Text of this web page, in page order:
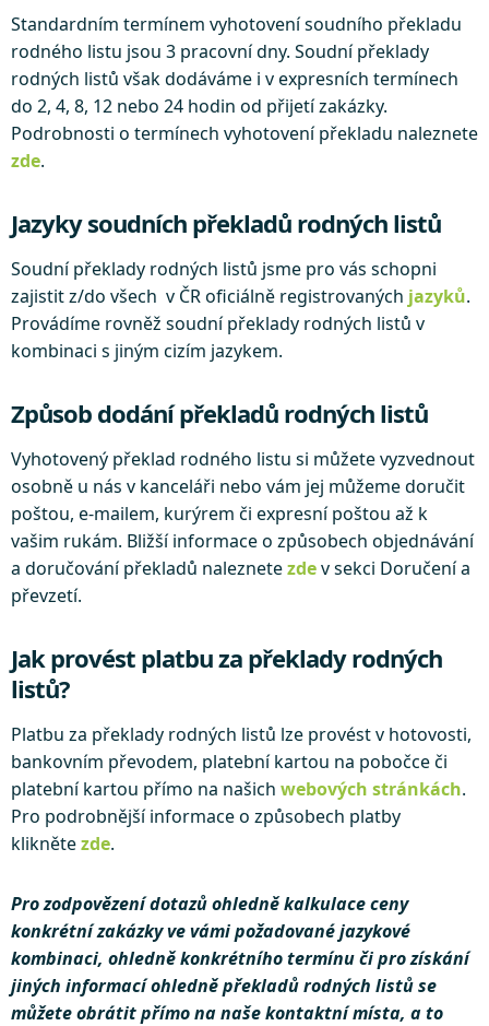
Standardním termínem vyhotovení soudního překladu
rodného listu jsou 3 pracovní dny. Soudní překlady
rodných listů však dodáváme i v expresních termínech
do 2, 4, 8, 12 nebo 24 hodin od přijetí zakázky.
Podrobnosti o termínech vyhotovení překladu naleznete
zde.
Jazyky soudních překladů rodných listů
Soudní překlady rodných listů jsme pro vás schopni
zajistit z/do všech v ČR oficiálně registrovaných jazyků.
Provádíme rovněž soudní překlady rodných listů v
kombinaci s jiným cizím jazykem.
Způsob dodání překladů rodných listů
Vyhotovený překlad rodného listu si můžete vyzvednout
osobně u nás v kanceláři nebo vám jej můžeme doručit
poštou, e-mailem, kurýrem či expresní poštou až k
vašim rukám. Bližší informace o způsobech objednávání
a doručování překladů naleznetezdev sekci Doručení a
převzetí.
Jak provést platbu za překlady rodných
listů?
Platbu za překlady rodných listů lze provést v hotovosti,
bankovním převodem, platební kartou na pobočce či
platební kartou přímo na našich webových stránkách.
Pro podrobnější informace o způsobech platby
kliknětezde.
Pro zodpovězení dotazů ohledně kalkulace ceny
konkrétní zakázky ve vámi požadované jazykové
kombinaci, ohledně konkrétního termínu či pro získání
jiných informací ohledně překladů rodných listů se
můžete obrátit přímo na naše kontaktní místa, a to